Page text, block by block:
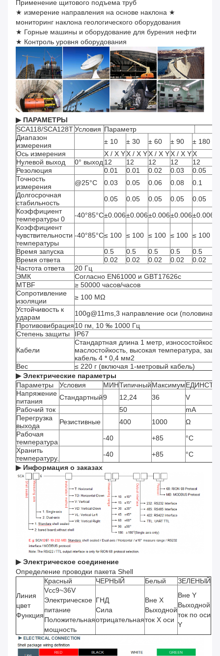
Применение щитового подъема труб
★ измерение направления на основе наклона ★
мониторинг наклона геологического оборудования
★ Горные машины и оборудование для бурения нефти
★ Контроль уровня оборудования
▶ ПАРАМЕТРЫ
SCA118/SCA128TУсловия Параметр
Диапазон
измерения
± 10 ± 30 ± 60 ± 90 ± 180
Ось измерения
X / X YX / X YX / X YX / X YX
Нулевой выход
0° выход12 12 12 12 12
Резолюция
0.01 0.01 0.02 0.03 0.05
Точность
измерения
@25°C 0.03 0.05 0.06 0.08 0.1
Долгосрочная
стабильность
0.05 0.05 0.05 0.05 0.05
Коэффициент
температуры 0
-40°85°C±0.006±0.006±0.006±0.006±0.006
Коэффициент
чувствительности
температуры
-40°85°C≤ 100 ≤ 100 ≤ 100 ≤ 100 ≤ 100
Время запуска 0.5 0.5 0.5 0.5 0.5
Время ответа
0.02 0.02 0.02 0.02 0.02
Частота ответа
20 Гц
ЭМК
Согласно EN61000 и GBT17626c
MTBF
≥ 50000 часов/часов
Сопротивление
изоляции
≥ 100 МΩ
Устойчивость к
ударам
100g@11ms,3 направление оси (половина
Противовибрация10 гм, 10 ‰ 1000 Гц
Степень защиты
IP67
Кабели
Стандартная длина 1 метр,
маслостойкость, высокая температура,
кабель 4 * 0,4 мм2
Вес
≤ 220 г (включая 1-метровый кабель)
▶ Электрические параметры
Параметры
Условия МИНТипичныйМаксимум
Напряжение
питания
Стандартный9 12,24 36
V
Рабочий ток
50
mA
Перегрузка
выхода
Резистивные 400 1000
Ω
Рабочая
температура
-40 +85
°C
Хранить
температуру.
-40 +85
°C
▶ Информация о заказах
▶ Электрическое соединение
Определение проводки пакета Shell
Линия
цвет
Функция
Красный ЧЕРНЫЙ Белый
ЗЕЛЕНЫЙ
Vcc9~36V
Электрическое
питание
Положительная
мощность
ГНД
Сила
отрицательная
Вне X
Выходной
ток X оси
Вне Y
Выходной
ток по оси
Y